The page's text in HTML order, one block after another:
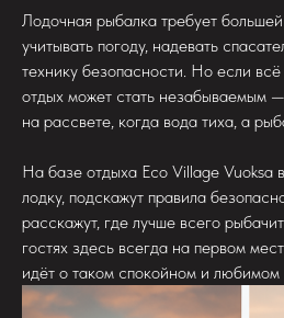
Лодочная рыбалка требует
учитывать погоду, надевать
технику безопасности. Но если
отдых может стать незабываемым
на рассвете, когда вода тиха, а
На базе отдыха Eco Village Vuoksa
лодку, подскажут правила
расскажут, где лучше всего
гостях здесь всегда на первом
идёт о таком спокойном и любимом